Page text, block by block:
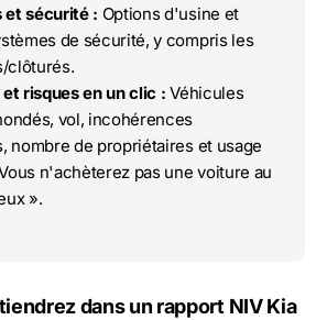
et sécurité : Options d'usine et
de sécurité, y compris les
clôturés.
risques en un clic : Véhicules
vol, incohérences
nombre de propriétaires et usage
n'achèterez pas une voiture au
».
dans un rapport NIV Kia